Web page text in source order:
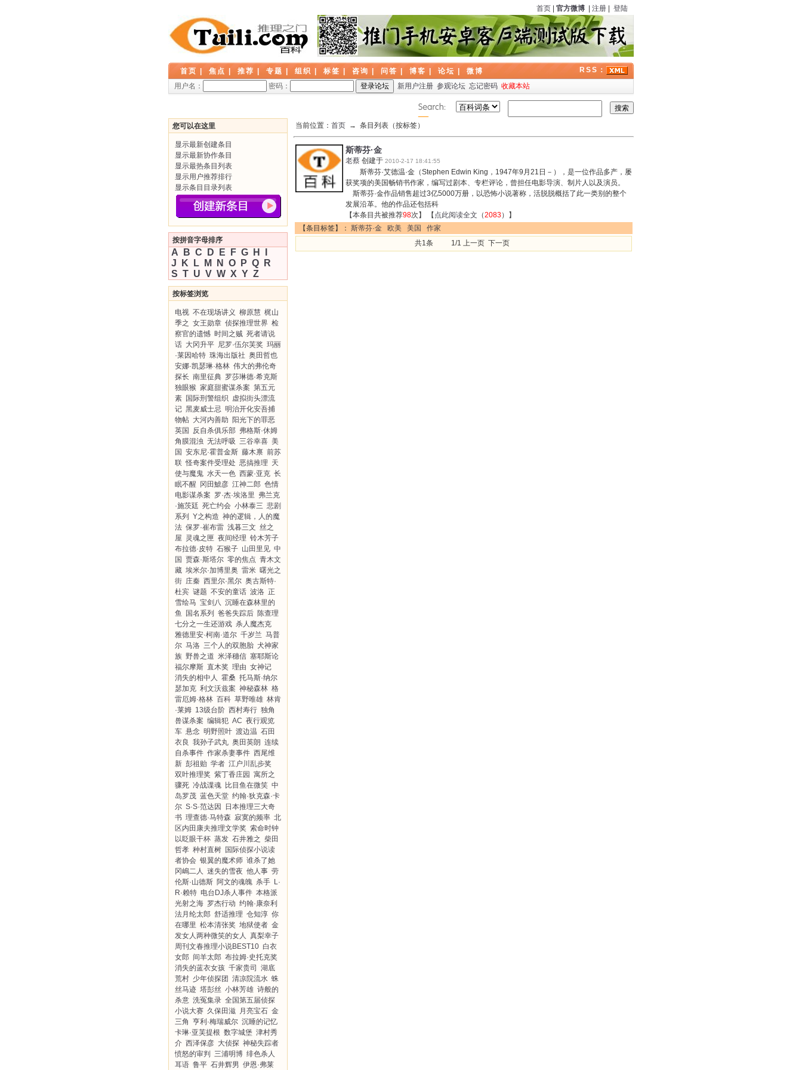
首页 官方微博 注册 登陆
首页 焦点 推荐 专题 组织 标签 咨询 问答 博客 论坛 微博
RSS：
用户名：
密码： 新用户注册 参观论坛 忘记密码 收藏本站
您可以在这里
显示最新创建条目
显示最新协作条目
显示最热条目列表
显示用户推荐排行
显示条目目录列表
按拼音字母排序
A B C D E F G H
J
K L M N O P Q
R
S T U V W X Y Z
按标签浏览
电视 不在现场讲义 柳原慧 梶山
季之 女王勋章 侦探推理世界 检
察官的遗憾 时间之贼 死者请说
话 大冈升平 尼罗·伍尔芙奖 玛丽
·莱因哈特 珠海出版社 奥田哲也
安娜·凯瑟琳·格林 伟大的弗伦奇
探长 南里征典 罗莎琳德·希克斯
独眼猴 家庭甜蜜谋杀案 第五元
素 国际刑警组织 虚拟街头漂流
记 黑麦威士忌 明治开化安吾捕
物帖 大河内善助
阳光下的罪恶
英国
反自杀俱乐部 弗格斯·休姆
角膜混浊 无法呼吸 三谷幸喜 美
国 安东尼·霍普金斯 藤木禀 前苏
联 怪奇案件受理处 恶搞推理 天
使与魔鬼 水天一色 西蒙·亚克 长
眠不醒
冈田鯱彦 江神二郎 色情
电影谋杀案 罗·杰·埃洛里 弗兰克
·施茨廷 死亡约会 小林泰三 悲剧
系列
Y之构造 神的逻辑，人的魔
法 保罗·崔布雷 浅暮三文 丝之
屋 灵魂之匣 夜间经理 铃木芳子
布拉德·皮特 石猴子 山田里见 中
国
贾森·斯塔尔 零的焦点 青木文
藏 埃米尔·加博里奥 雷米 曙光之
街 庄秦 西里尔·黑尔 奥古斯特·
杜宾 谜题 不安的童话 波洛 正
雪绘马 宝剑八 沉睡在森林里的
鱼
国名系列 爸爸失踪后 陈查理
七分之一生还游戏 杀人魔杰克
雅德里安·柯南·道尔 千岁兰 马普
尔 马洛 三个人的双胞胎 犬神家
族 野兽之道 米泽穗信 塞耶斯论
福尔摩斯 直木奖 理由 女神记
消失的相中人 霍桑 托马斯·纳尔
瑟加克 利文沃兹案 神秘森林 格
雷厄姆·格林 百科 草野唯雄 林肯
·莱姆 13级台阶 西村寿行 独角
兽谋杀案 编辑犯 AC 夜行观览
车 悬念 明野照叶 渡边温 石田
衣良 我孙子武丸 奥田英朗 连续
自杀事件 作家杀妻事件 西尾维
新 彭祖贻 学者 江户川乱步奖
双叶推理奖 紫丁香庄园 寓所之
骤死 冷战谍魂 比目鱼在微笑 中
岛罗茂 蓝色天堂 约翰·狄克森·卡
尔 S·S·范达因
日本推理三大奇
书 理查德·马特森 寂寞的频率 北
区内田康夫推理文学奖 索命时钟
以眨眼干杯 蒸发 石井雅之 柴田
哲孝 种村直树 国际侦探小说读
者协会 银翼的魔术师 谁杀了她
冈嶋二人 迷失的雪夜 他人事 劳
伦斯·山德斯 阿文的魂魄 杀手 L·
R·赖特 电台DJ杀人事件 本格派
光射之海 罗杰行动 约翰·康奈利
法月纶太郎 舒适推理 仓知淳 你
在哪里 松本清张奖 地狱使者 金
发女人两种微笑的女人 真梨幸子
周刊文春推理小说BEST10 白衣
女郎 间羊太郎 布拉姆·史托克奖
消失的蓝衣女孩 千家贵司
湖底
荒村 少年侦探团 清凉院流水 蛛
丝马迹 塔彭丝 小林芳雄 诗般的
杀意 洗冤集录 全国第五届侦探
小说大赛 久保田滋 月亮宝石 金
三角 亨利·梅瑞威尔 沉睡的记忆
卡琳·亚芙提根 数字城堡 津村秀
介 西泽保彦 大侦探 神秘失踪者
愤怒的审判
三浦明博 绯色杀人
耳语 鲁平 石井辉男 伊恩·弗莱
当前位置： 首页 → 条目列表（按标签）
斯蒂芬·金
老蔡 创建于 2010-2-17 18:41:55
斯蒂芬·艾德温·金（Stephen Edwin King，1947年9月21日－），是一位作品多产，屡
获奖项的美国畅销书作家，编写过剧本、专栏评论，曾担任电影导演、制片人以及演员。
斯蒂芬·金作品销售超过3亿5000万册，以恐怖小说著称，活脱脱概括了此一类别的整个
发展沿革。他的作品还包括科
【本条目共被推荐98次】 【 点此阅读全文 （2083）】
【条目标签】： 斯蒂芬·金 欧美 美国
作家
共1条 1/1 上一页 下一页